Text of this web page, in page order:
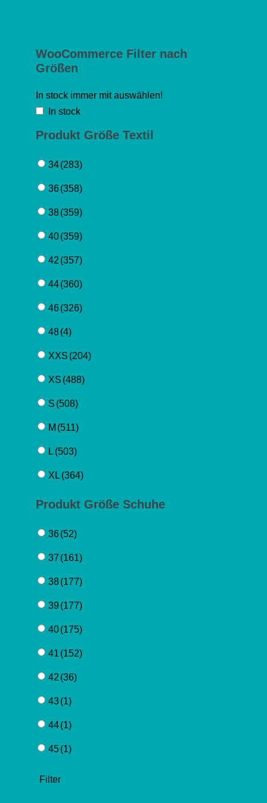
WooCommerce Filter nach
Größen
In stock immer mit auswählen!
In stock
Produkt Größe Textil
34(283)
36(358)
38(359)
40(359)
42 (357)
44(360)
46(326)
48(4)
XXS (204)
XS (488)
S (508)
M (511)
L (503)
XL (364)
Produkt Größe Schuhe
36(52)
37 (161)
38(177)
39 (177)
40(175)
41 (152)
42 (36)
43(1)
44(1)
45(1)
Filter